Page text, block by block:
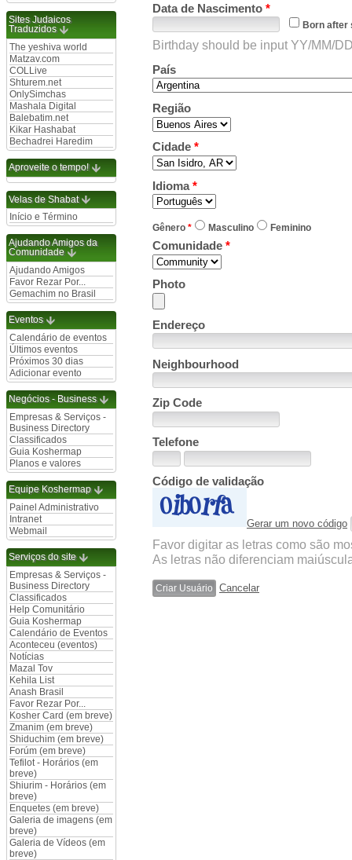
Sites Judaicos
Traduzidos
The yeshiva world
Matzav.com
COLLive
Shturem.net
OnlySimchas
Mashala Digital
Balebatim.net
Kikar Hashabat
Bechadrei Haredim
Aproveite o tempo!
Velas de Shabat
Início e Término
Ajudando Amigos da
Comunidade
Ajudando Amigos
Favor Rezar Por...
Gemachim no Brasil
Eventos
Calendário de eventos
Últimos eventos
Próximos 30 dias
Adicionar evento
Negócios - Business
Empresas & Serviços -
Business Directory
Classificados
Guia Koshermap
Planos e valores
Equipe Koshermap
Painel Administrativo
Intranet
Webmail
Serviços do site
Empresas & Serviços -
Business Directory
Classificados
Help Comunitário
Guia Koshermap
Calendário de Eventos
Aconteceu (eventos)
Notícias
Mazal Tov
Kehila List
Anash Brasil
Favor Rezar Por...
Kosher Card (em breve)
Zmanim (em breve)
Shiduchim (em breve)
Forúm (em breve)
Tefilot - Horários (em
breve)
Shiurim - Horários (em
breve)
Enquetes (em breve)
Galeria de imagens (em
breve)
Galeria de Vídeos (em
breve)
Data de Nascimento *
Born after
Birthday should be input YY/MM/
País
Região
Cidade *
Idioma*
Gênero * Masculino Feminino
Comunidade *
Photo
Endereço
Neighbourhood
Zip Code
Telefone
Código de validação
Gerar um novo código
Favor digitar as letras como são
As letras não diferenciam
Cancelar